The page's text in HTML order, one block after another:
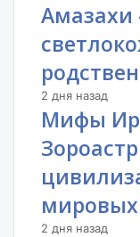
2 дня назад
Мифы
2 дня назад